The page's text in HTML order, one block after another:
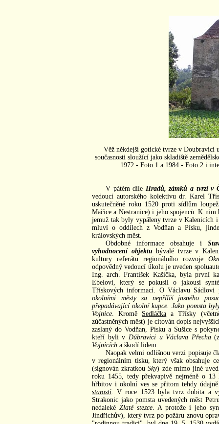
Věž někdejší gotické tvrze v Doubravici
současnosti sloužící jako skladiště
1972 - Foto 1 a 1984 - Foto 2 i
V pátém díle Hradů, zámků a tvrzí v
vedoucí autorského kolektivu dr. Karel
uskutečněné roku 1520 proti sídlům
Mačice a Nestranice) i jeho spojenců. K
jemuž tak byly vypáleny tvrze v Kalenicích
mluví o oddílech z Vodňan a Písku,
královských měst.
Obdobné informace obsahuje i
vyhodnocení objektubývalé tvrze v
kultury referátu regionálního rozvoje
odpovědný vedoucí úkolu je uveden
Ing. arch. František Kašička, byla první
Ebelovi, který se pokusil o jakousi
Třískových informací. O Václavu
okolními městy za nepříliš jasného
přepadávající okolní kupce. Jako pomsta
Vojnice . Kromě Sedláčka a Třísky
zúčastněných měst) je citován dopis
zaslaný do Vodňan, Písku a Sušice s
kteří byli v Dúbravici u Václava Přecha(z
Vojnicích a škodí lidem.
Naopak velmi odlišnou verzi popisuje
v regionálním tisku, který však obsahuje
(signován zkratkouSky) zde mimo jiné
roku 1455, tedy překvapivě nejméně o
hřbitov i okolní ves se přitom tehdy
starosti . V roce 1523 byla tvrz dobita a
Strakonic jako pomsta uvedených měst
nedaleké Zlaté stezce . A protože i jeho
Jindřichův), který tvrz po požáru znovu